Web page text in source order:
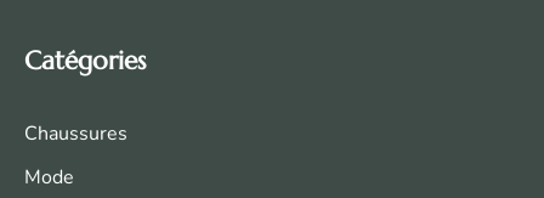
Catégories
Chaussures
Mode